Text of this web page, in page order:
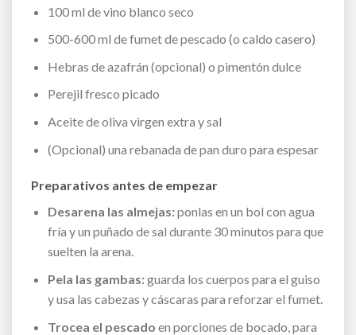
100 ml de vino blanco seco
500-600 ml de fumet de pescado (o caldo casero)
Hebras de azafrán (opcional) o pimentón dulce
Perejil fresco picado
Aceite de oliva virgen extra y sal
(Opcional) una rebanada de pan duro para espesar
Preparativos antes de empezar
Desarena las almejas:ponlas en un bol con agua
fría y un puñado de sal durante 30 minutos para que
suelten la arena.
Pela las gambas:guarda los cuerpos para el guiso
y usa las cabezas y cáscaras para reforzar el fumet.
Trocea el pescado en porciones de bocado, para